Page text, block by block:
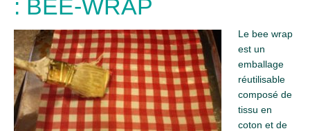
: BEE-WRAP
Le bee wrap
est un
emballage
réutilisable
composé de
tissu en
coton et de